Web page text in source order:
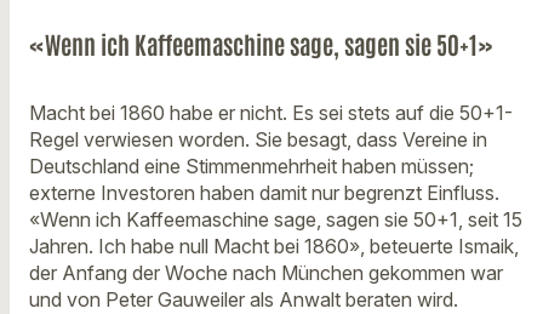
«Wenn ich Kaffeemaschine sage, sagen sie 50+1»
Macht bei 1860 habe er nicht. Es sei stets auf die 50+1-
Regel verwiesen worden. Sie besagt, dass Vereine in
Deutschland eine Stimmenmehrheit haben müssen;
externe Investoren haben damit nur begrenzt Einfluss.
«Wenn ich Kaffeemaschine sage, sagen sie 50+1, seit 15
Jahren. Ich habe null Macht bei 1860», beteuerte Ismaik,
der Anfang der Woche nach München gekommen war
und von Peter Gauweiler als Anwalt beraten wird.